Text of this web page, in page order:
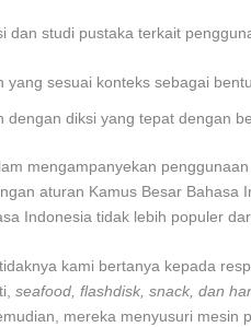
dan studi pustaka terkait
sesuai konteks sebagai
diksi yang tepat dengan
mengampanyekan
aturan Kamus Besar
Indonesia tidak lebih populer
kami bertanya kepada
seafood, flashdisk, snack, dan
mereka menyusuri